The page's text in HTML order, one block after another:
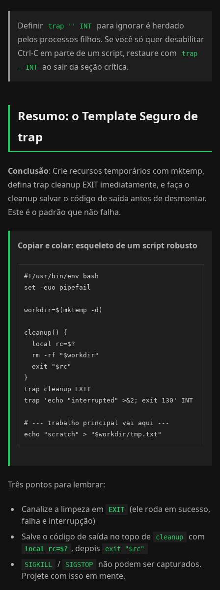
Definir trap '' INT
para ignorar é herdado
pelos processos filhos. Se você só quer desabilitar
Ctrl-C em parte de um script, restaure com
trap
- INT
ao sair da seção crítica.
Resumo: o Template Seguro de
trap
Conclusão: Crie recursos temporários com mktemp,
defina trap cleanup EXIT imediatamente, e faça o
cleanup salvar o código de saída antes de desmontar.
Este é o padrão que não falha.
Copiar e colar: esqueleto de um script robusto
#!/usr/bin/env bash
set -euo pipefail
workdir=$(mktemp -d)
cleanup() {
  local rc=$?
  rm -rf "$workdir"
  exit "$rc"
}
trap cleanup EXIT
trap 'echo "interrupted" >&2; exit 130' INT
# --- trabalho principal vai aqui ---
echo "scratch" > "$workdir/tmp.txt"
Três pontos para lembrar:
Canalize a limpeza em EXIT
(ele roda em sucesso,
falha e interrupção)
Salve o código de saída no topo de
cleanup com
local rc=$? , depois
exit "$rc"
SIGKILL
/ SIGSTOP
não podem ser capturados.
Projete com isso em mente.